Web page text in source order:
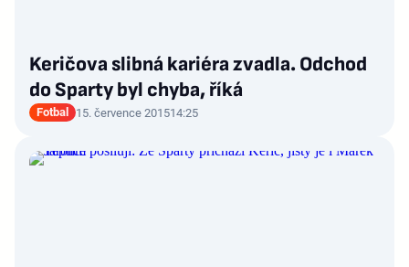
Keričova slibná kariéra zvadla. Odchod
do Sparty byl chyba, říká
Fotbal 15. července 201514:25